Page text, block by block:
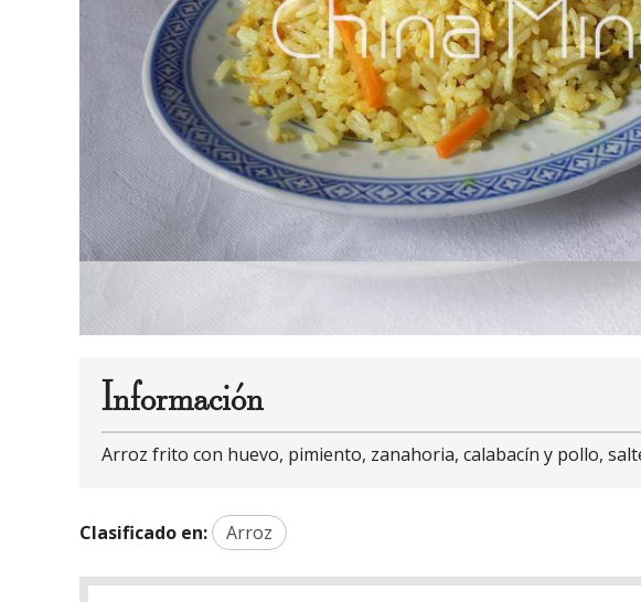
Información
Arroz frito con huevo, pimiento, zanahoria, calabacín y pollo,
Clasificado en: Arroz